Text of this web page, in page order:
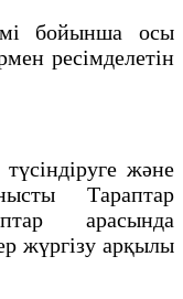
бойынша осы
ресімделетін
және
Тараптар
арасында
жүргізу арқылы